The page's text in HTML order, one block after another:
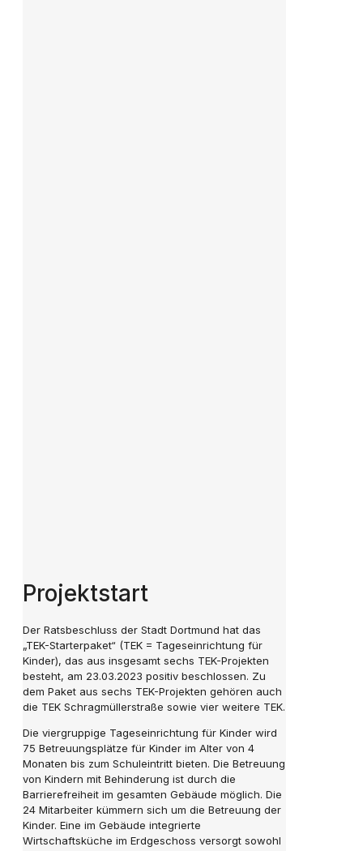
Projektstart
Der Ratsbeschluss der Stadt Dortmund hat das
„TEK-Starterpaket“ (TEK = Tageseinrichtung für
Kinder), das aus insgesamt sechs TEK-Projekten
besteht, am 23.03.2023 positiv beschlossen. Zu
dem Paket aus sechs TEK-Projekten gehören auch
die TEK Schragmüllerstraße sowie vier weitere TEK.
Die viergruppige Tageseinrichtung für Kinder wird
75 Betreuungsplätze für Kinder im Alter von 4
Monaten bis zum Schuleintritt bieten. Die Betreuung
von Kindern mit Behinderung ist durch die
Barrierefreiheit im gesamten Gebäude möglich. Die
24 Mitarbeiter kümmern sich um die Betreuung der
Kinder. Eine im Gebäude integrierte
Wirtschaftsküche im Erdgeschoss versorgt sowohl